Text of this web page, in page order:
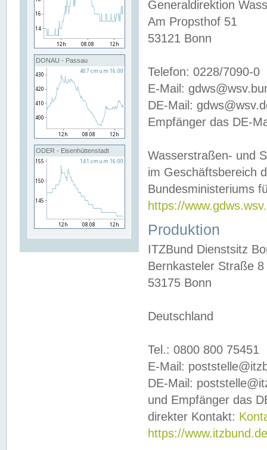
DONAU - Passau
ODER - Eisenhüttenstadt
Generaldirektion
Am Propsthof 51
53121 Bonn
Telefon: 0228/7090-0
E-Mail:
DE-Mail:
Empfänger das DE-
Wasserstraßen- und
im Geschäftsbereich
Bundesministeriums
https://
Produktion
ITZBund Dienstsitz
Bernkasteler Straße 8
53175 Bonn
Deutschland
Tel.: 0800 800 75451
E-Mail:
DE-Mail:
und Empfänger das
direkter Kontakt:
https://